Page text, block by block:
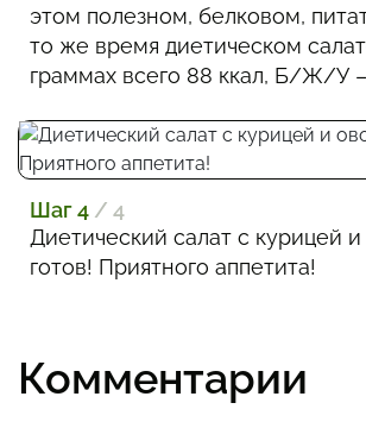
этом полезном, белковом,
то же время диетическом
граммах всего 88 ккал, Б/Ж/У
Шаг 4 / 4
Диетический салат с курицей
готов! Приятного аппетита!
Комментарии